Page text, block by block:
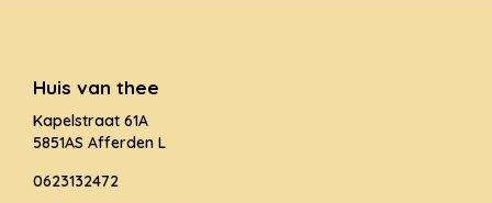
Huis van thee
Kapelstraat 61A
5851AS Afferden L
0623132472